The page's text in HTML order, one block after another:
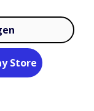
Store